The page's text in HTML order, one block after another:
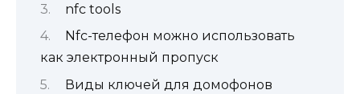
‎nfc tools
Nfc-телефон можно использовать
как электронный пропуск
Виды ключей для домофонов